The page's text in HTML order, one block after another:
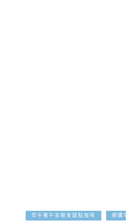
早午餐午茶輕食甜點咖啡 網購